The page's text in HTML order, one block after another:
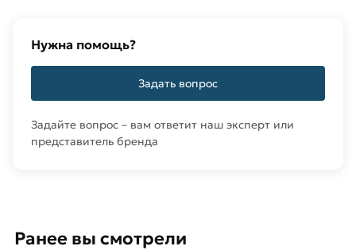
Нужна помощь?
Задать вопрос
Задайте вопрос – вам ответит наш эксперт или
представитель бренда
Ранее вы смотрели